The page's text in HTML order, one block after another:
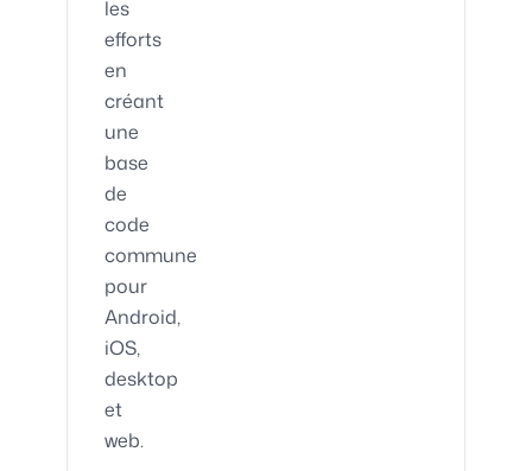
les
efforts
en
créant
une
base
de
code
commune
pour
Android,
iOS,
desktop
et
web.